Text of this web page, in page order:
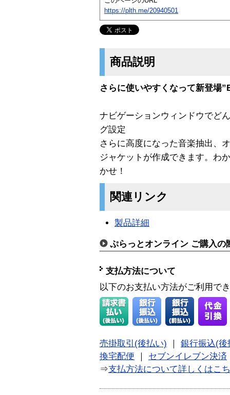
https://plth.me/20940501
商品説明
さらに使いやすくなって新登場
ナビゲーションウィンドウでど
グ設定
さらに高度になった音楽抽出、
ジャケットが作成できます。わ
かせ！
関連リンク
製品詳細
ぷらっとオンライン ご購入の
支払方法について
以下のお支払い方法がご利用で
売掛取引(後払い)
銀行振込(後
換宅配便
セブンイレブン決済
⇒支払方法について詳しくはこ